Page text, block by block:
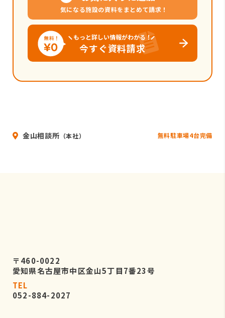
気になる施設の資料をまとめて請求！
もっと詳しい情報がわかる！
今すぐ資料請求
金山相談所 （本社） 無料駐車場4台完備
〒460-0022
愛知県名古屋市中区金山5丁目7番23号
TEL
052-884-2027